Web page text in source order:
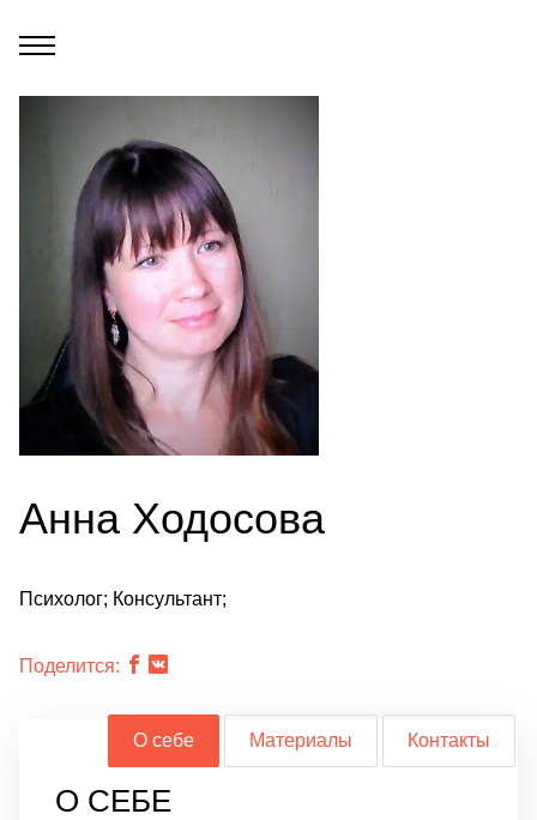
Анна Ходосова
Психолог; Консультант;
Поделится:
О себе Материалы Контакты
О СЕБЕ